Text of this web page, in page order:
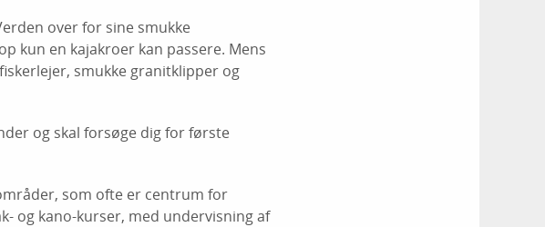
over for sine smukke
kun en kajakroer kan passere. Mens
smukke granitklipper og
og skal forsøge dig for første
som ofte er centrum for
og kano-kurser, med undervisning af